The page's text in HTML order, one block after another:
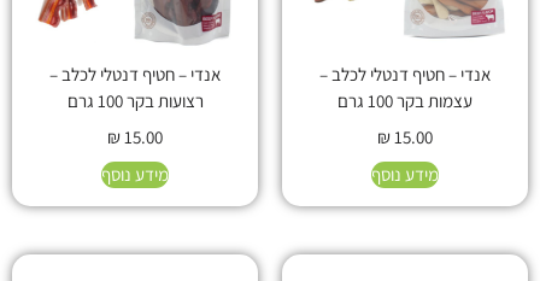
אנדי – חטיף דנטלי לכלב –
עצמות בקר 100 גרם
₪ 15.00
מידע נוסף
אנדי – חטיף דנטלי לכלב –
רצועות בקר 100 גרם
₪ 15.00
מידע נוסף